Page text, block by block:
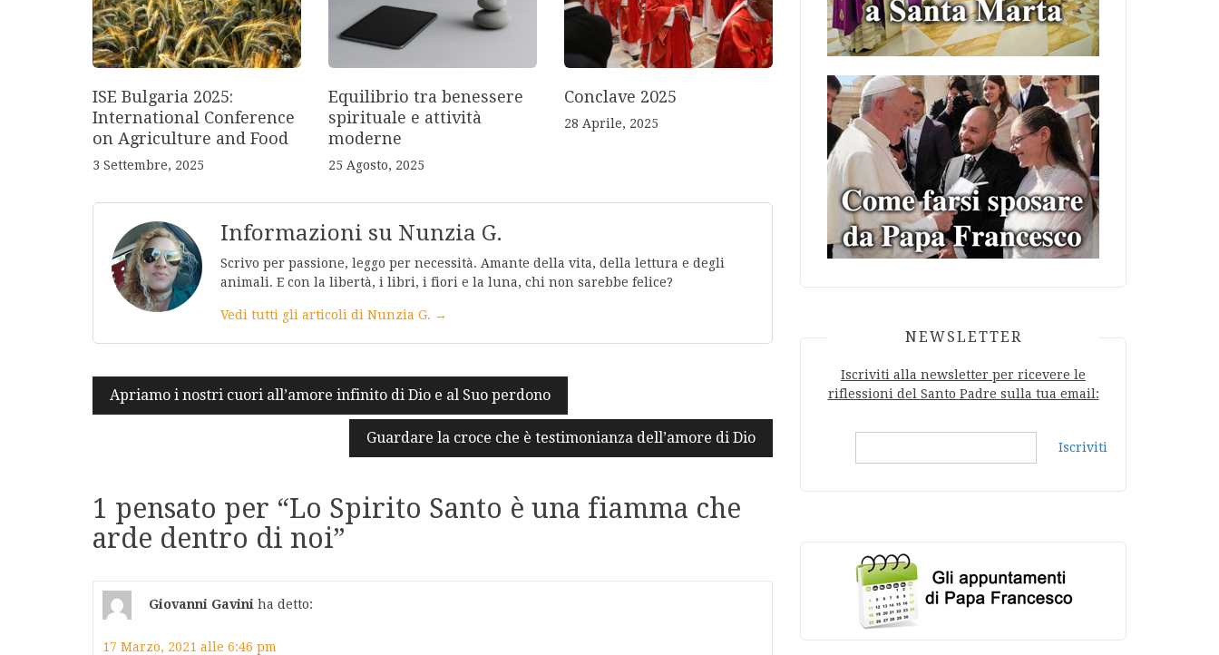
ISE Bulgaria 2025:
International Conference
on Agriculture and Food
3 Settembre, 2025
Equilibrio tra benessere
spirituale e attività
moderne
25 Agosto, 2025
Conclave 2025
28 Aprile, 2025
Informazioni su Nunzia G.
Scrivo per passione, leggo per necessità. Amante della vita, della lettura e degli
animali. E con la libertà, i libri, i fiori e la luna, chi non sarebbe felice?
Vedi tutti gli articoli di Nunzia G. →
Navigazione
articoli
Apriamo i nostri cuori all’amore infinito di Dio e al Suo perdono
Guardare la croce che è testimonianza dell’amore di Dio
1 pensato per “Lo Spirito Santo è una fiamma che
arde dentro di noi”
Giovanni Gavini ha detto:
17 Marzo, 2021 alle 6:46 pm
NEWSLETTER
Iscriviti alla newsletter per ricevere le
riflessioni del Santo Padre sulla tua email:
Iscriviti